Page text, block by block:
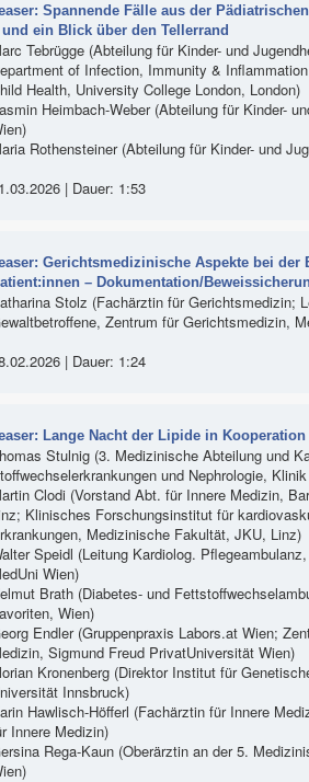
Spannende Fälle aus der
und ein Blick über den Tellerrand
Tebrügge (Abteilung für Kinder- und
of Infection, Immunity &
Health, University College London, London)
Heimbach-Weber (Abteilung für Kinder-
Rothensteiner (Abteilung für Kinder- und
| Dauer: 1:53
Gerichtsmedizinische Aspekte bei der
– Dokumentation/
Stolz (Fachärztin für Gerichtsmedizin;
Zentrum für Gerichtsmedizin,
| Dauer: 1:24
Lange Nacht der Lipide in
Stulnig (3. Medizinische Abteilung und
und Nephrologie,
Clodi (Vorstand Abt. für Innere Medizin,
Klinisches Forschungsinstitut für
Medizinische Fakultät, JKU, Linz)
Speidl (Leitung Kardiolog.
Wien)
Brath (Diabetes- und
Wien)
Endler (Gruppenpraxis Labors.at Wien;
Sigmund Freud PrivatUniversität Wien)
Kronenberg (Direktor Institut für
Innsbruck)
Hawlisch-Höfferl (Fachärztin für Innere
Innere Medizin)
Rega-Kaun (Oberärztin an der 5.